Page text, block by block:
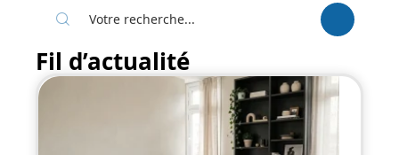
Fil d’actualité